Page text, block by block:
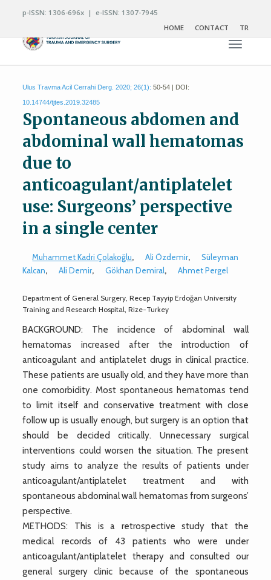
p-ISSN: 1306-696x | e-ISSN: 1307-7945
HOME
CONTACT TR
Toggle
Ulus Travma Acil Cerrahi Derg. 2020; 26(1): 50-54 | DOI:
10.14744/tjtes.2019.32485
Spontaneous abdomen and
abdominal wall hematomas
due to
anticoagulant/antiplatelet
use: Surgeons’ perspective
in a single center
Muhammet Kadri Çolakoğlu, Ali Özdemir,
Süleyman
Kalcan, Ali Demir, Gökhan Demiral, Ahmet Pergel
Department of General Surgery, Recep Tayyip Erdoğan University
Training and Research Hospital, Rize-Turkey
BACKGROUND: The incidence of abdominal wall
hematomas increased after the introduction of
anticoagulant and antiplatelet drugs in clinical practice.
These patients are usually old, and they have more than
one comorbidity. Most spontaneous hematomas tend
to limit itself and conservative treatment with close
follow up is usually enough, but surgery is an option that
should be decided critically. Unnecessary surgical
interventions could worsen the situation. The present
study aims to analyze the results of patients under
anticoagulant/antiplatelet treatment and with
spontaneous abdominal wall hematomas from surgeons’
perspective.
METHODS: This is a retrospective study that the
medical records of 43 patients who were under
anticoagulant/antiplatelet therapy and consulted our
general surgery clinic because of the spontaneous